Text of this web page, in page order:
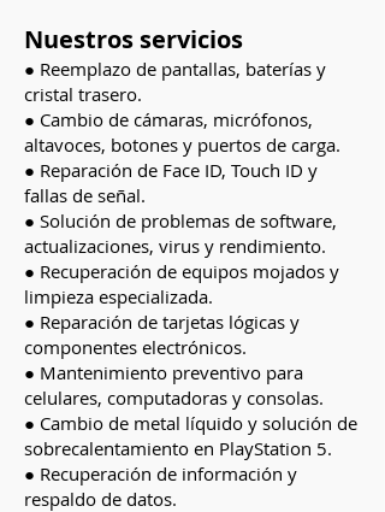
Nuestros servicios
● Reemplazo de pantallas, baterías y
cristal trasero.
● Cambio de cámaras, micrófonos,
altavoces, botones y puertos de carga.
● Reparación de Face ID, Touch ID y
fallas de señal.
● Solución de problemas de software,
actualizaciones, virus y rendimiento.
● Recuperación de equipos mojados y
limpieza especializada.
● Reparación de tarjetas lógicas y
componentes electrónicos.
● Mantenimiento preventivo para
celulares, computadoras y consolas.
● Cambio de metal líquido y solución de
sobrecalentamiento en PlayStation 5.
● Recuperación de información y
respaldo de datos.